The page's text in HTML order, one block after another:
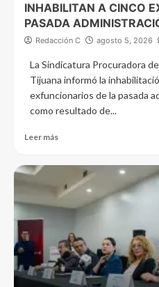
INHABILITAN A CINCO
PASADA
Redacción C agosto 5, 2026
La Sindicatura Procuradora
Tijuana informó la
exfuncionarios de la pasada
como resultado de...
Leer más